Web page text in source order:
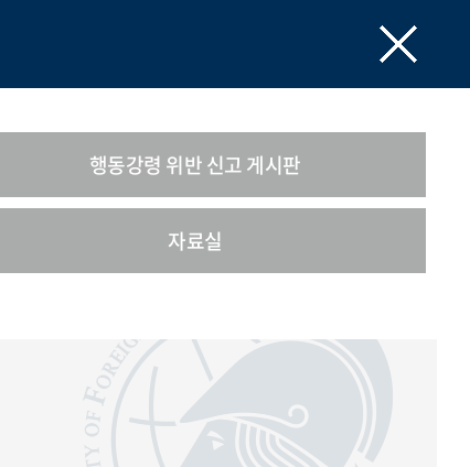
행동강령 위반 신고 게시판
자료실